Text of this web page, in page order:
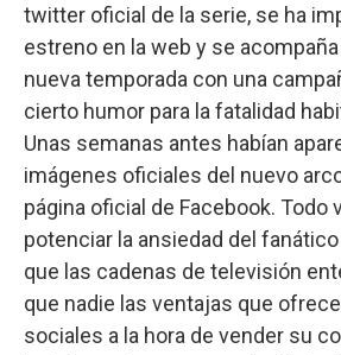
twitter oficial de la serie, se ha
estreno en la web y se acompaña
nueva temporada con una
cierto humor para la fatalidad
Unas semanas antes habían
imágenes oficiales del nuevo
página oficial de Facebook. Todo
potenciar la ansiedad del
que las cadenas de televisión
que nadie las ventajas que
sociales a la hora de vender su